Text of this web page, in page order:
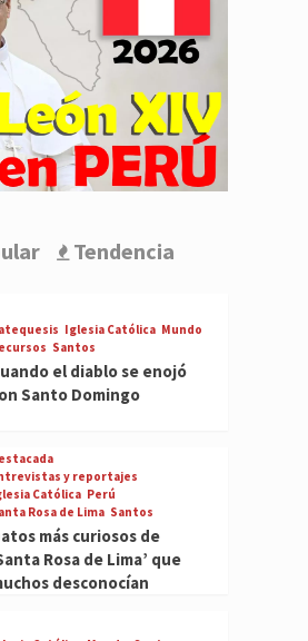
Tendencia
Iglesia Católica Mundo
Santos
el diablo se enojó
Santo Domingo
y reportajes
Católica Perú
Rosa de Lima Santos
más curiosos de
Rosa de Lima’ que
desconocían